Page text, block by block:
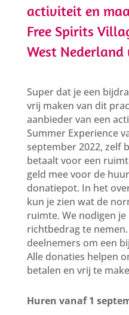
activiteit en
Free Spirits
West
Super dat je een
vrij maken van dit
aanbieder van een
Summer Experience
september 2022, zelf
betaalt voor een
geld mee voor de
donatiepot. In het
kun je zien wat de
ruimte. We nodigen
richtbedrag te
deelnemers om een
Alle donaties helpen
betalen en vrij te
Huren vanaf 1